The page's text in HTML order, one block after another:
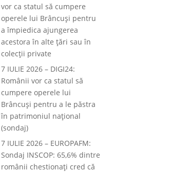
vor ca statul să cumpere
operele lui Brâncuşi pentru
a împiedica ajungerea
acestora în alte ţări sau în
colecţii private
7 IULIE 2026 – DIGI24:
Românii vor ca statul să
cumpere operele lui
Brâncuși pentru a le păstra
în patrimoniul național
(sondaj)
7 IULIE 2026 – EUROPAFM:
Sondaj INSCOP: 65,6% dintre
românii chestionați cred că